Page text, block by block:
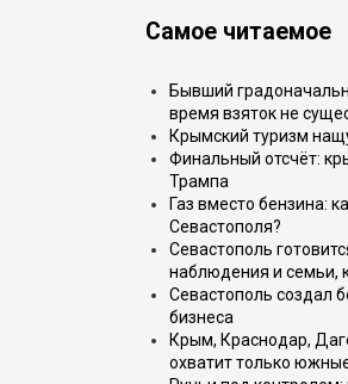
Самое читаемое
Бывший
время взяток не
Крымский туризм
Финальный отсчёт:
Трампа
Газ вместо бензина:
Севастополя?
Севастополь
наблюдения и семьи,
Севастополь создал
бизнеса
Крым, Краснодар,
охватит только